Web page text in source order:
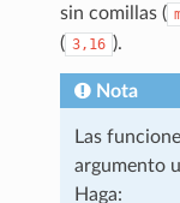
sin comillas (
( 3,16 ).
Nota
Las
argumento
Haga: